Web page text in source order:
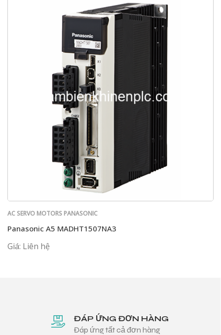
AC SERVO MOTORS PANASONIC
Panasonic A5 MADHT1507NA3
Giá: Liên hệ
ĐÁP ỨNG ĐƠN HÀNG
Đáp ứng tất cả đơn hàng